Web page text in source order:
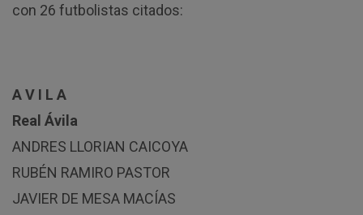
con 26 futbolistas citados:
A V I L A
Real Ávila
ANDRES LLORIAN CAICOYA
RUBÉN RAMIRO PASTOR
JAVIER DE MESA MACÍAS